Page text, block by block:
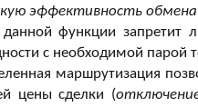
эффективность
функции запретит
с необходимой парой
маршрутизация
цены сделки (